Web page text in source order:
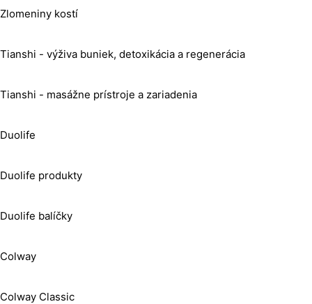
Zlomeniny kostí
Tianshi - výživa buniek, detoxikácia a regenerácia
Tianshi - masážne prístroje a zariadenia
Duolife
Duolife produkty
Duolife balíčky
Colway
Colway Classic